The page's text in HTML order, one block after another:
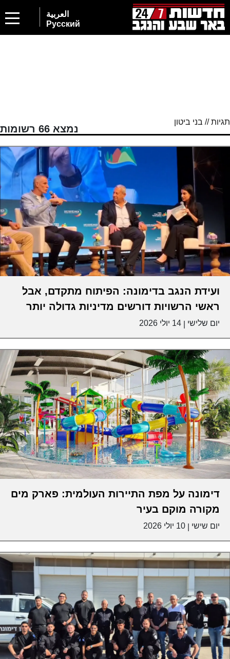
العربية
Русский
תגיות // בני ביטון
נמצא 66 רשומות
ועידת הנגב בדימונה: הפיתוח מתקדם, אבל
ראשי הרשויות דורשים מדיניות גדולה יותר
יום שלישי 14 יולי 2026
דימונה על מפת התיירות העולמית: פארק מים
מקורה מוקם בעיר
יום שישי 10 יולי 2026